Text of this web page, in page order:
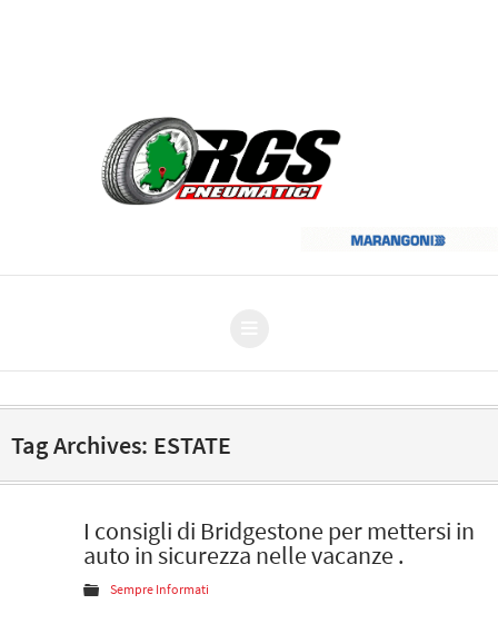
Tag Archives: ESTATE
I consigli di Bridgestone per mettersi in
auto in sicurezza nelle vacanze .
Sempre Informati